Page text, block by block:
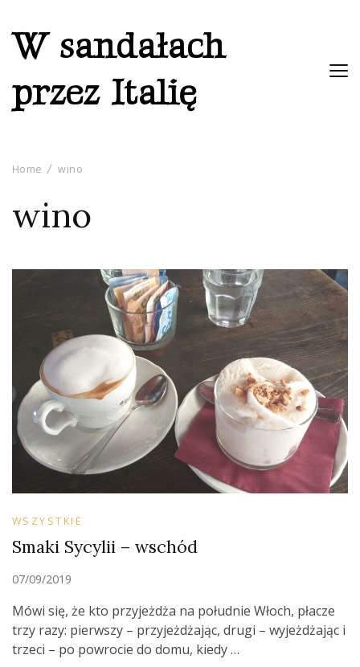
W sandałach
przez Italię
Home wino
wino
WSZYSTKIE
Smaki Sycylii – wschód
07/09/2019
Mówi się, że kto przyjeżdża na południe Włoch, płacze
trzy razy: pierwszy – przyjeżdżając, drugi – wyjeżdżając i
trzeci – po powrocie do domu, kiedy …